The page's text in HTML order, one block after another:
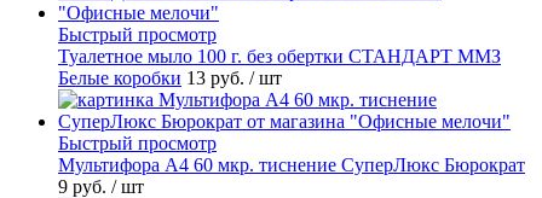
Быстрый просмотр
Туалетное мыло 100 г. без обертки СТАНДАРТ ММЗ
Белые коробки 13 руб. / шт
Быстрый просмотр
Мультифора А4 60 мкр. тиснение СуперЛюкс Бюрократ
9 руб. / шт